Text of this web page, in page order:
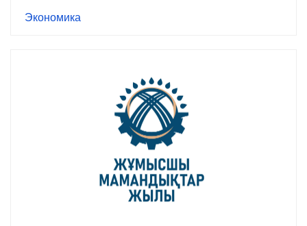
Экономика